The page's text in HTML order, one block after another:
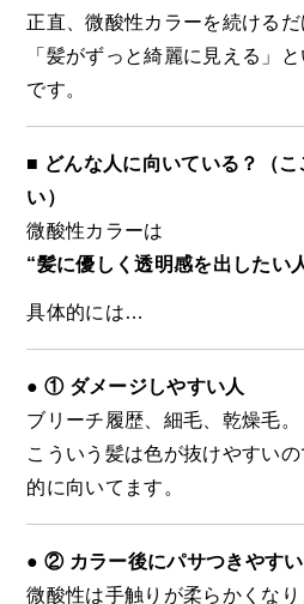
正直、微酸性カラーを続ける
「髪がずっと綺麗に見える」
です。
■ どんな人に向いている？（
い）
微酸性カラーは
“髪に優しく透明感を出したい
具体的には…
● ① ダメージしやすい人
ブリーチ履歴、細毛、乾燥毛。
こういう髪は色が抜けやすい
的に向いてます。
● ② カラー後にパサつきやす
微酸性は手触りが柔らかくなり